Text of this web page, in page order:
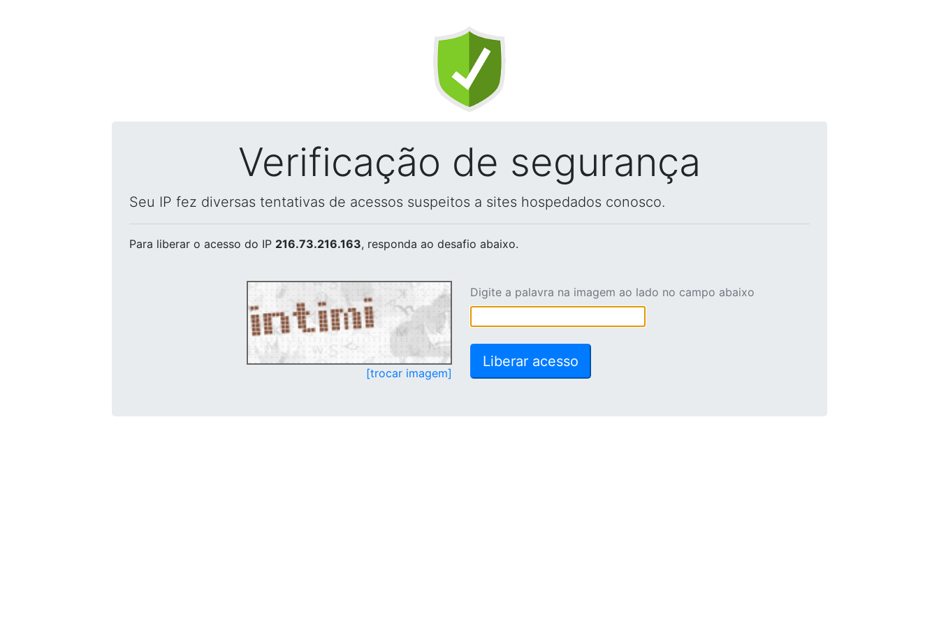
Verificação de segurança
Seu IP fez diversas tentativas de acessos suspeitos a sites hospedados conosco.
Para liberar o acesso do IP 216.73.216.163, responda ao desafio abaixo.
[trocar imagem]
Digite a palavra na imagem ao lado no campo abaixo